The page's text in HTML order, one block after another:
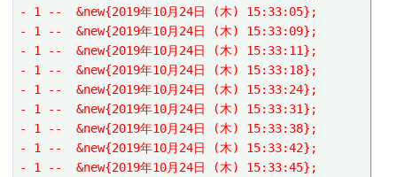
- 1 --  &new{2019年10月24日 (木) 15:33:05};
- 1 --  &new{2019年10月24日 (木) 15:33:09};
- 1 --  &new{2019年10月24日 (木) 15:33:11};
- 1 --  &new{2019年10月24日 (木) 15:33:18};
- 1 --  &new{2019年10月24日 (木) 15:33:24};
- 1 --  &new{2019年10月24日 (木) 15:33:31};
- 1 --  &new{2019年10月24日 (木) 15:33:38};
- 1 --  &new{2019年10月24日 (木) 15:33:42};
- 1 --  &new{2019年10月24日 (木) 15:33:45};